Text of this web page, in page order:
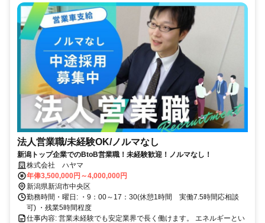
法人営業職/未経験OK/ノルマなし
新潟トップ企業でのBtoB営業職！未経験歓迎！ノルマなし！
株式会社 ハヤマ
年俸3,500,000円～4,000,000円
新潟県新潟市中央区
勤務時間・曜日: ・9：00～17：30(休憩1時間 実働7.5時間応相談
可) ・残業5時間程度
仕事内容: 営業未経験でも安定業界で長く働けます。 エネルギーとい